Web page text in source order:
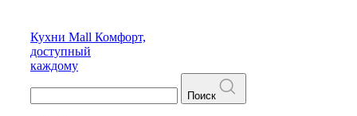
Кухни Mall Комфорт,
доступный
каждому
Поиск